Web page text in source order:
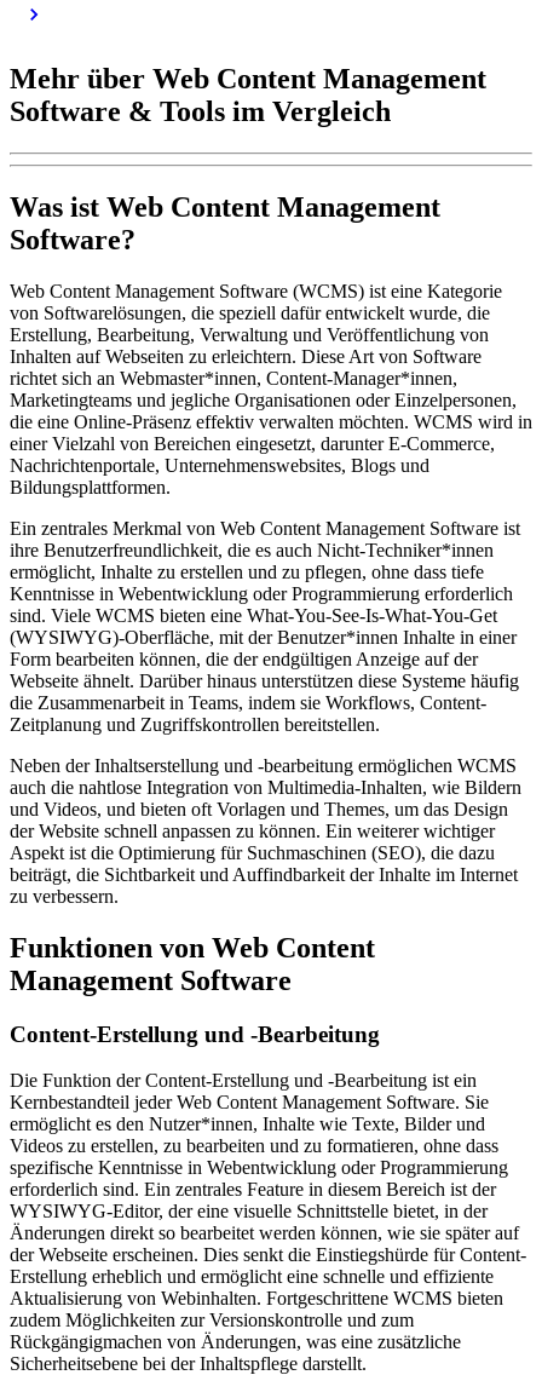
Mehr über Web Content Management
Software & Tools im Vergleich
Was ist Web Content Management
Software?
Web Content Management Software (WCMS) ist eine Kategorie
von Softwarelösungen, die speziell dafür entwickelt wurde, die
Erstellung, Bearbeitung, Verwaltung und Veröffentlichung von
Inhalten auf Webseiten zu erleichtern. Diese Art von Software
richtet sich an Webmaster*innen, Content-Manager*innen,
Marketingteams und jegliche Organisationen oder Einzelpersonen,
die eine Online-Präsenz effektiv verwalten möchten. WCMS wird in
einer Vielzahl von Bereichen eingesetzt, darunter E-Commerce,
Nachrichtenportale, Unternehmenswebsites, Blogs und
Bildungsplattformen.
Ein zentrales Merkmal von Web Content Management Software ist
ihre Benutzerfreundlichkeit, die es auch Nicht-Techniker*innen
ermöglicht, Inhalte zu erstellen und zu pflegen, ohne dass tiefe
Kenntnisse in Webentwicklung oder Programmierung erforderlich
sind. Viele WCMS bieten eine What-You-See-Is-What-You-Get
(WYSIWYG)-Oberfläche, mit der Benutzer*innen Inhalte in einer
Form bearbeiten können, die der endgültigen Anzeige auf der
Webseite ähnelt. Darüber hinaus unterstützen diese Systeme häufig
die Zusammenarbeit in Teams, indem sie Workflows, Content-
Zeitplanung und Zugriffskontrollen bereitstellen.
Neben der Inhaltserstellung und -bearbeitung ermöglichen WCMS
auch die nahtlose Integration von Multimedia-Inhalten, wie Bildern
und Videos, und bieten oft Vorlagen und Themes, um das Design
der Website schnell anpassen zu können. Ein weiterer wichtiger
Aspekt ist die Optimierung für Suchmaschinen (SEO), die dazu
beiträgt, die Sichtbarkeit und Auffindbarkeit der Inhalte im Internet
zu verbessern.
Funktionen von Web Content
Management Software
Content-Erstellung und -Bearbeitung
Die Funktion der Content-Erstellung und -Bearbeitung ist ein
Kernbestandteil jeder Web Content Management Software. Sie
ermöglicht es den Nutzer*innen, Inhalte wie Texte, Bilder und
Videos zu erstellen, zu bearbeiten und zu formatieren, ohne dass
spezifische Kenntnisse in Webentwicklung oder Programmierung
erforderlich sind. Ein zentrales Feature in diesem Bereich ist der
WYSIWYG-Editor, der eine visuelle Schnittstelle bietet, in der
Änderungen direkt so bearbeitet werden können, wie sie später auf
der Webseite erscheinen. Dies senkt die Einstiegshürde für Content-
Erstellung erheblich und ermöglicht eine schnelle und effiziente
Aktualisierung von Webinhalten. Fortgeschrittene WCMS bieten
zudem Möglichkeiten zur Versionskontrolle und zum
Rückgängigmachen von Änderungen, was eine zusätzliche
Sicherheitsebene bei der Inhaltspflege darstellt.